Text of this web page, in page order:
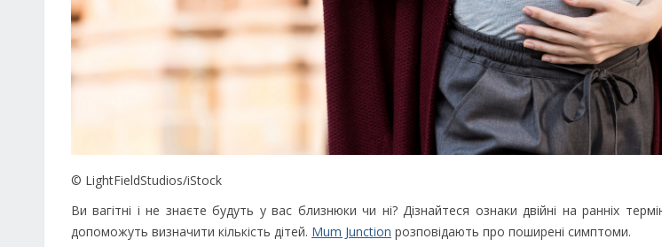
© LightFieldStudios/iStock
Ви вагітні і не знаєте будуть у вас близнюки чи ні? Дізнайтеся ознаки двійні на ранніх
допоможуть визначити кількість дітей. Mum Junction розповідають про поширені симптоми.